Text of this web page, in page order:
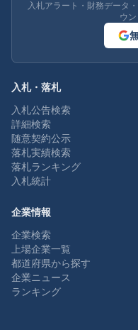
入札アラート・財務データ
ウ
入札・落札
入札公告検索
詳細検索
随意契約公示
落札実績検索
落札ランキング
入札統計
企業情報
企業検索
上場企業一覧
都道府県から探す
企業ニュース
ランキング